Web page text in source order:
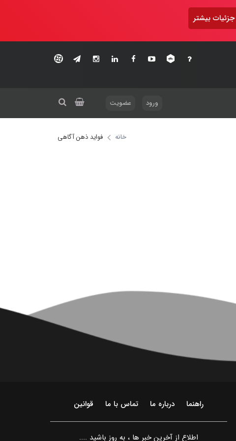
جزئیات بیشتر
ورود عضویت
خانه فواید ذهن آگاهی
راهنما درباره ما تماس با ما قوانین
اطلاع از آخرین خبر ها ، به روز باشید ....